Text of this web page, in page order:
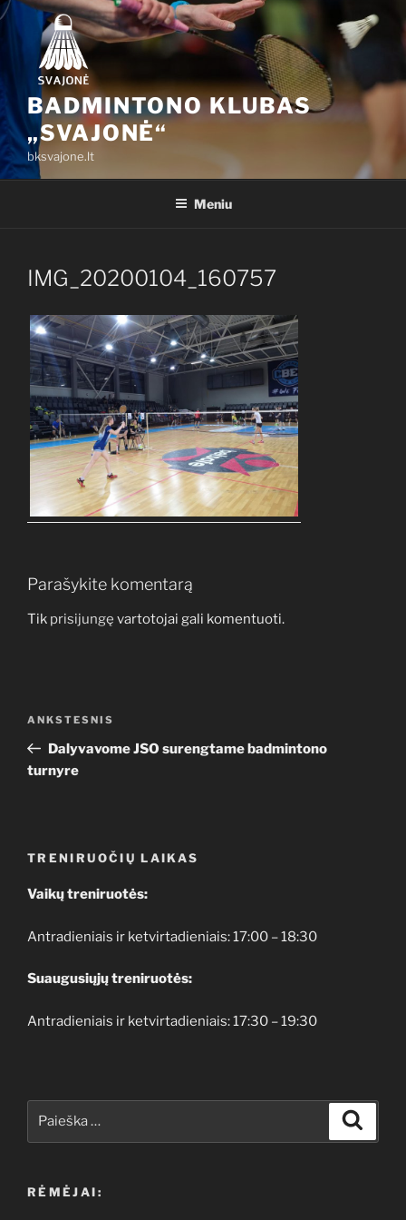
Eiti
prie
turinio
BADMINTONO KLUBAS
„SVAJONĖ“
bksvajone.lt
Meniu
IMG_20200104_160757
Parašykite komentarą
Tik prisijungę vartotojai gali komentuoti.
įrašų
Ankstesnis
įrašas
ANKSTESNIS
Dalyvavome JSO surengtame badmintono
turnyre
TRENIRUOČIŲ LAIKAS
Vaikų treniruotės:
Antradieniais ir ketvirtadieniais: 17:00 – 18:30
Suaugusiųjų treniruotės:
Antradieniais ir ketvirtadieniais: 17:30 – 19:30
RĖMĖJAI: